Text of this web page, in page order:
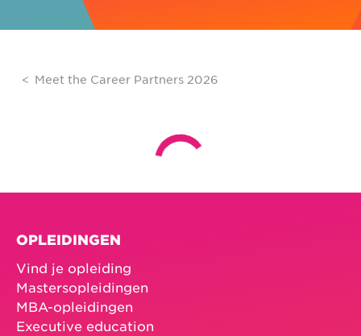
Meet the Career Partners 2026
OPLEIDINGEN
Vind je opleiding
Mastersopleidingen
MBA-opleidingen
Executive education